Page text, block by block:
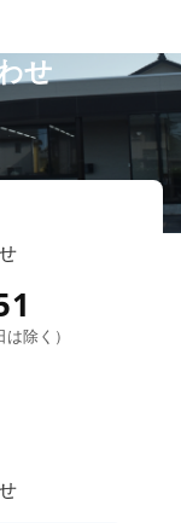
せ
除く）